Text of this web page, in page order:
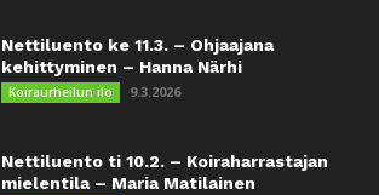
Nettiluento ke 11.3. – Ohjaajana
kehittyminen – Hanna Närhi
Koiraurheilun ilo 9.3.2026
Nettiluento ti 10.2. – Koiraharrastajan
mielentila – Maria Matilainen